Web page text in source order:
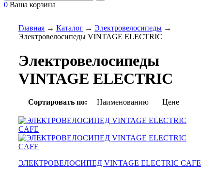
0 Ваша корзина
Главная → Каталог → Электровелосипеды →
Электровелосипеды VINTAGE ELECTRIC
Электровелосипеды
VINTAGE ELECTRIC
Сортировать по: Наименованию Цене
ЭЛЕКТРОВЕЛОСИПЕД VINTAGE ELECTRIC CAFE